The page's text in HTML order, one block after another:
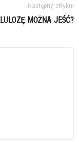
Następny artykuł
MOŻNA JEŚĆ?